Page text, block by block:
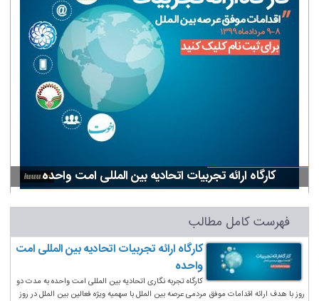
کارگاه ارائه تجربیات اتحادیه بین المللی امت واحده
فهرست کامل مطالب
کارگاه ارائه تجربیات اتحادیه بین المللی امت
واحده
کارگاه تجربه نگاری اتحادیه بین المللی امت واحده به مدت دو
روز با هدف ارائه اقدامات موفق مردمی عرصه بین الملل با سهمیه ویژه فعالین بین الملل در روز